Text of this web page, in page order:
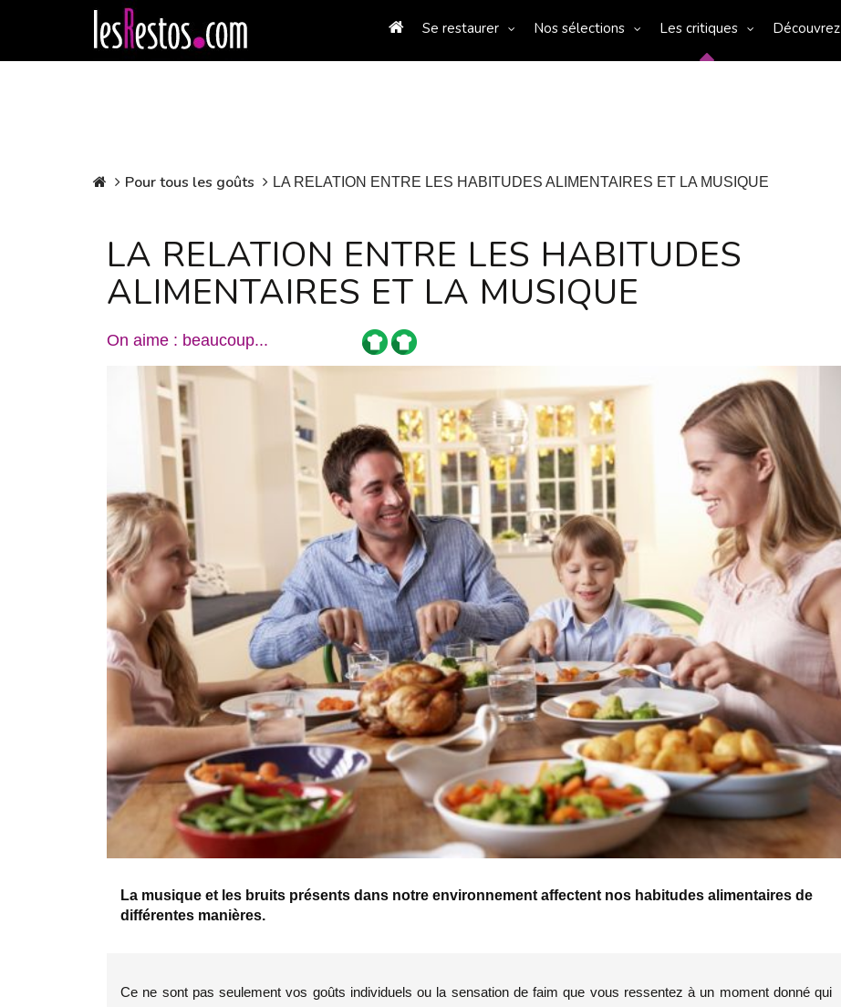
Se restaurer Nos sélections Les critiques Découvrez
Pour tous les goûts LA RELATION ENTRE LES HABITUDES ALIMENTAIRES ET LA MUSIQUE
LA RELATION ENTRE LES HABITUDES
ALIMENTAIRES ET LA MUSIQUE
On aime : beaucoup...
La musique et les bruits présents dans notre environnement affectent nos habitudes alimentaires de
différentes manières.
Ce ne sont pas seulement vos goûts individuels ou la sensation de faim que vous ressentez à un moment donné qui